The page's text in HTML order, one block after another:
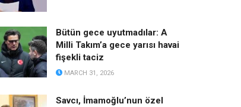
Bütün gece uyutmadılar: A
Milli Takım’a gece yarısı havai
fişekli taciz
MARCH 31, 2026
Savcı, İmamoğlu’nun özel